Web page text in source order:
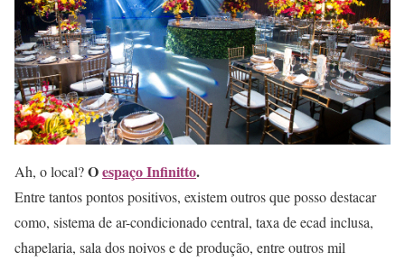
Ah, o local?Oespaço Infinitto.
Entre tantos pontos positivos, existem outros que posso destacar
como, sistema de ar-condicionado central, taxa de ecad inclusa,
chapelaria, sala dos noivos e de produção, entre outros mil